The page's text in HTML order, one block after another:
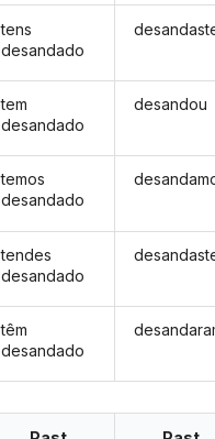
tens
desandado
tem
desandado
temos
desandado
tendes
desandado
têm
desandado
desandou